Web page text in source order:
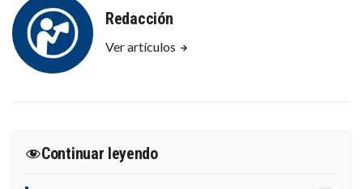
Redacción
Ver artículos
Continuar leyendo